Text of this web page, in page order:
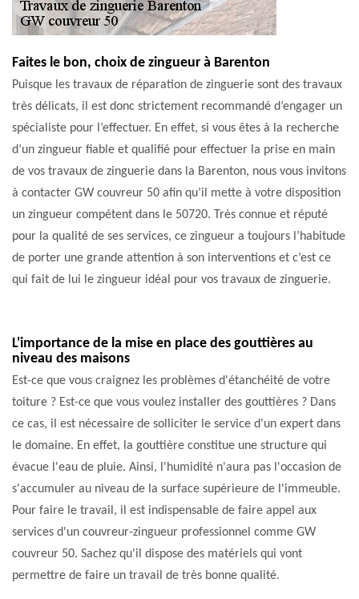
Faites le bon, choix de zingueur à Barenton
Puisque les travaux de réparation de zinguerie sont des travaux
très délicats, il est donc strictement recommandé d’engager un
spécialiste pour l’effectuer. En effet, si vous êtes à la recherche
d’un zingueur fiable et qualifié pour effectuer la prise en main
de vos travaux de zinguerie dans la Barenton, nous vous invitons
à contacter GW couvreur 50 afin qu’il mette à votre disposition
un zingueur compétent dans le 50720. Très connue et réputé
pour la qualité de ses services, ce zingueur a toujours l’habitude
de porter une grande attention à son interventions et c’est ce
qui fait de lui le zingueur idéal pour vos travaux de zinguerie.
L'importance de la mise en place des gouttières au
niveau des maisons
Est-ce que vous craignez les problèmes d'étanchéité de votre
toiture ? Est-ce que vous voulez installer des gouttières ? Dans
ce cas, il est nécessaire de solliciter le service d'un expert dans
le domaine. En effet, la gouttière constitue une structure qui
évacue l'eau de pluie. Ainsi, l'humidité n'aura pas l'occasion de
s'accumuler au niveau de la surface supérieure de l'immeuble.
Pour faire le travail, il est indispensable de faire appel aux
services d'un couvreur-zingueur professionnel comme GW
couvreur 50. Sachez qu'il dispose des matériels qui vont
permettre de faire un travail de très bonne qualité.